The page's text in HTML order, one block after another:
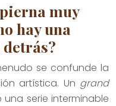
muy
hay una
se confunde la
artística. Un grand
serie interminable